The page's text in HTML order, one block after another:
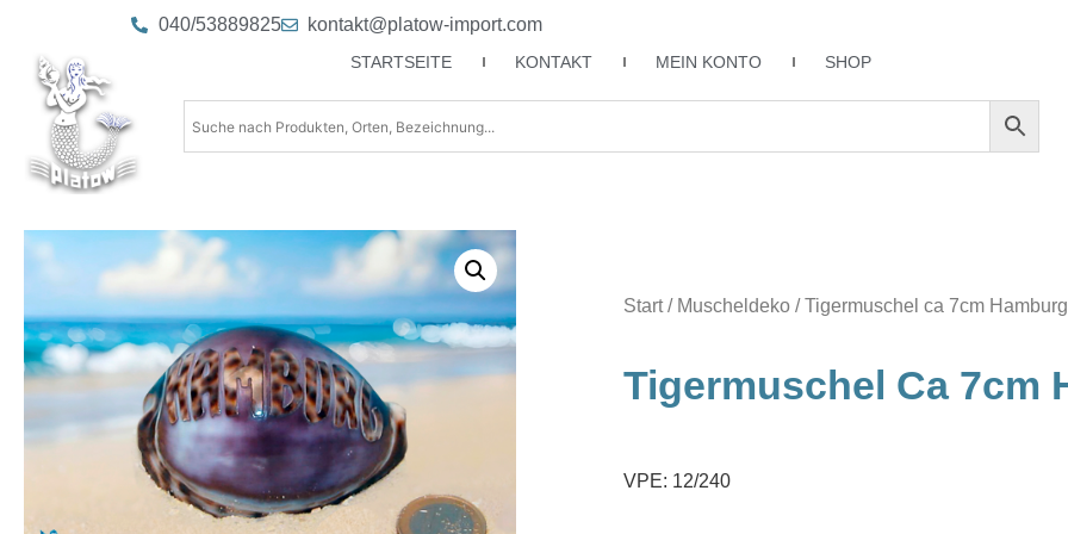
040/53889825 kontakt@platow-import.com
STARTSEITE KONTAKT MEIN KONTO SHOP
Start/ Muscheldeko / Tigermuschel ca 7cm Hamburg
Tigermuschel Ca 7cm
VPE: 12/240